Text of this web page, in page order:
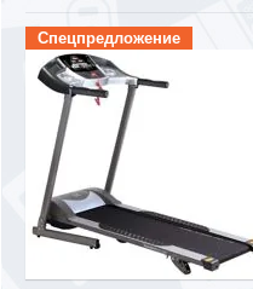
Спецпредложение